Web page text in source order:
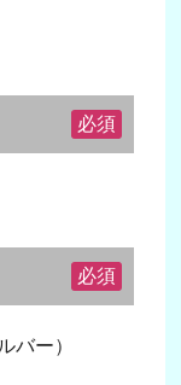
必須
必須
バー）